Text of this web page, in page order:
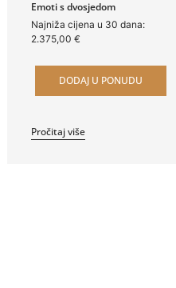
Emoti s dvosjedom
Najniža cijena u 30 dana:
2.375,00 €
DODAJ U PONUDU
Pročitaj više